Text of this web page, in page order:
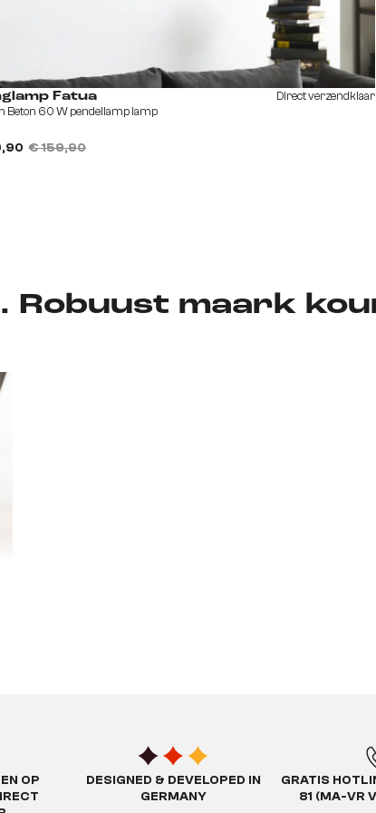
Fatua
Beton 60 W pendellamp lamp
€ 159,90
Direct verzendklaar
Robuust maark
zijn op beton wegen slechts een fractie van
zijn ook snel aan het licht gekomen: de
gecrediteerd, kan niet altijd in dezelfde mate
OP
DESIGNED & DEVELOPED IN
GERMANY
GRATIS
81 (MA-VR